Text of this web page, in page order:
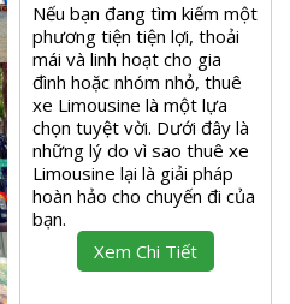
Nếu bạn đang tìm kiếm một
phương tiện tiện lợi, thoải
mái và linh hoạt cho gia
đình hoặc nhóm nhỏ, thuê
xe Limousine là một lựa
chọn tuyệt vời. Dưới đây là
những lý do vì sao thuê xe
Limousine lại là giải pháp
hoàn hảo cho chuyến đi của
bạn.
Xem Chi Tiết